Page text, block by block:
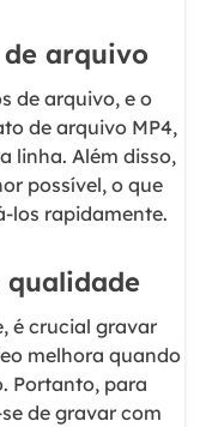
arquivo
de arquivo, e o
de arquivo MP4,
linha. Além disso,
possível, o que
los rapidamente.
qualidade
é crucial gravar
melhora quando
Portanto, para
de gravar com